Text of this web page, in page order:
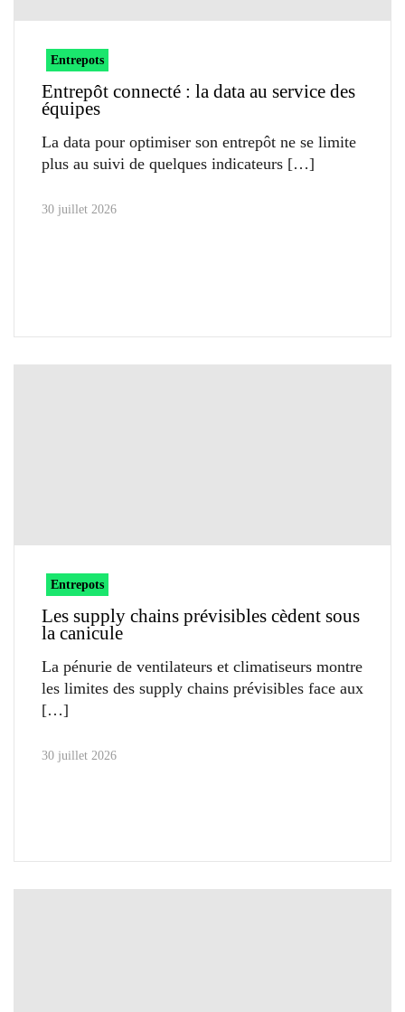
Entrepots
Entrepôt connecté : la data au service des
équipes
La data pour optimiser son entrepôt ne se limite
plus au suivi de quelques indicateurs
30 juillet 2026
Entrepots
Les supply chains prévisibles cèdent sous
la canicule
La pénurie de ventilateurs et climatiseurs montre
les limites des supply chains prévisibles face aux
30 juillet 2026